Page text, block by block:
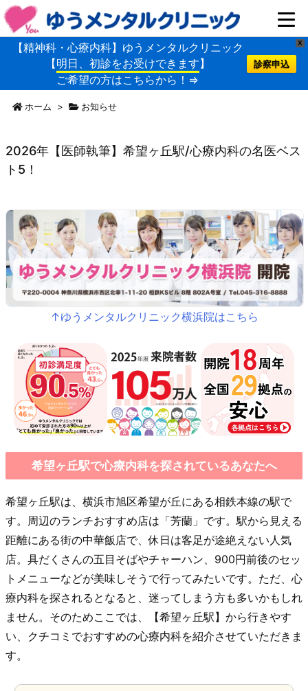
X
【精神科・心療内科】ゆうメンタルクリニック
【明日、初診をお受けできます】
ご希望の方はこちらから！⇒
診察申込
ホーム > お知らせ
2026年【医師執筆】希望ヶ丘駅/心療内科の名医ベス
ト5！
↑ゆうメンタルクリニック横浜院はこちら
希望ヶ丘駅で心療内科を探されているあなたへ
希望ヶ丘駅は、横浜市旭区希望が丘にある相鉄本線の駅で
す。周辺のランチおすすめ店は「芳蘭」です。駅から見える
距離にある街の中華飯店で、休日は客足が途絶えない人気
店。具だくさんの五目そばやチャーハン、900円前後のセッ
トメニューなどが美味しそうで行ってみたいです。ただ、心
療内科を探されるとなると、迷ってしまう方も多いかもしれ
ません。そのためここでは、【希望ヶ丘駅】から行きやす
い、クチコミでおすすめの心療内科を紹介させていただきま
す。